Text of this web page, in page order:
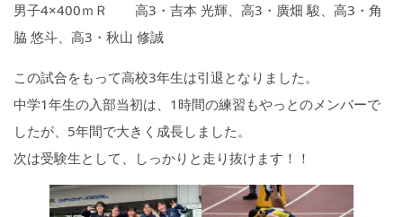
男子4×400ｍＲ 高3・吉本 光輝、高3・廣畑 駿、高3・角
脇 悠斗、高3・秋山 修誠
この試合をもって高校3年生は引退となりました。
中学1年生の入部当初は、1時間の練習もやっとのメンバーで
したが、5年間で大きく成長しました。
次は受験生として、しっかりと走り抜けます！！